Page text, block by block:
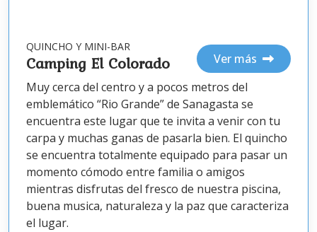
QUINCHO Y MINI-BAR
Camping El Colorado
Ver más
Muy cerca del centro y a pocos metros del
emblemático “Rio Grande” de Sanagasta se
encuentra este lugar que te invita a venir con tu
carpa y muchas ganas de pasarla bien. El quincho
se encuentra totalmente equipado para pasar un
momento cómodo entre familia o amigos
mientras disfrutas del fresco de nuestra piscina,
buena musica, naturaleza y la paz que caracteriza
el lugar.